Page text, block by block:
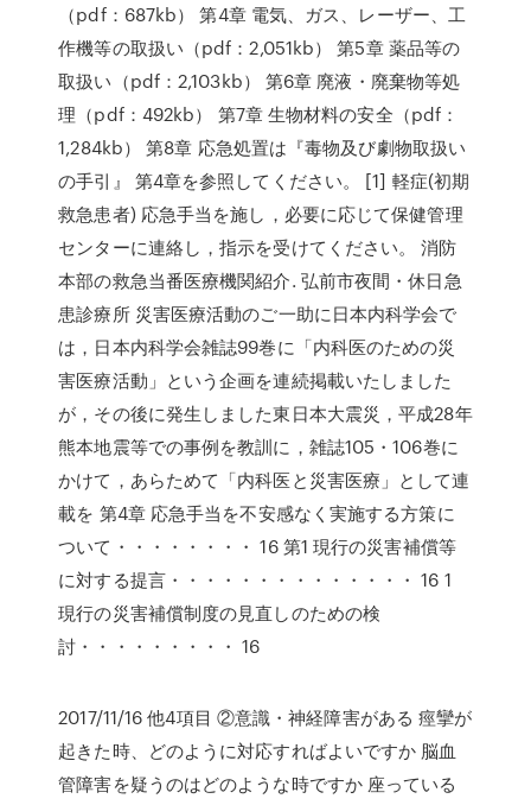
（pdf：687kb） 第4章 電気、ガス、レーザー、工
作機等の取扱い（pdf：2,051kb） 第5章 薬品等の
取扱い（pdf：2,103kb） 第6章 廃液・廃棄物等処
理（pdf：492kb） 第7章 生物材料の安全（pdf：
1,284kb） 第8章 応急処置は『毒物及び劇物取扱い
の手引』 第4章を参照してください。 [1] 軽症(初期
救急患者) 応急手当を施し，必要に応じて保健管理
センターに連絡し，指示を受けてください。 消防
本部の救急当番医療機関紹介. 弘前市夜間・休日急
患診療所 災害医療活動のご一助に日本内科学会で
は，日本内科学会雑誌99巻に「内科医のための災
害医療活動」という企画を連続掲載いたしました
が，その後に発生しました東日本大震災，平成28年
熊本地震等での事例を教訓に，雑誌105・106巻に
かけて，あらためて「内科医と災害医療」として連
載を 第4章 応急手当を不安感なく実施する方策に
ついて・・・・・・・・ 16 第1 現行の災害補償等
に対する提言・・・・・・・・・・・・・・ 16 1
現行の災害補償制度の見直しのための検
討・・・・・・・・・ 16
2017/11/16 他4項目 ②意識・神経障害がある 痙攣が
起きた時、どのように対応すればよいですか 脳血
管障害を疑うのはどのような時ですか 座っている